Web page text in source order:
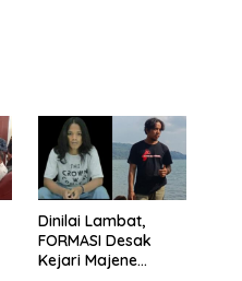
Dinilai Lambat,
FORMASI Desak
Kejari Majene